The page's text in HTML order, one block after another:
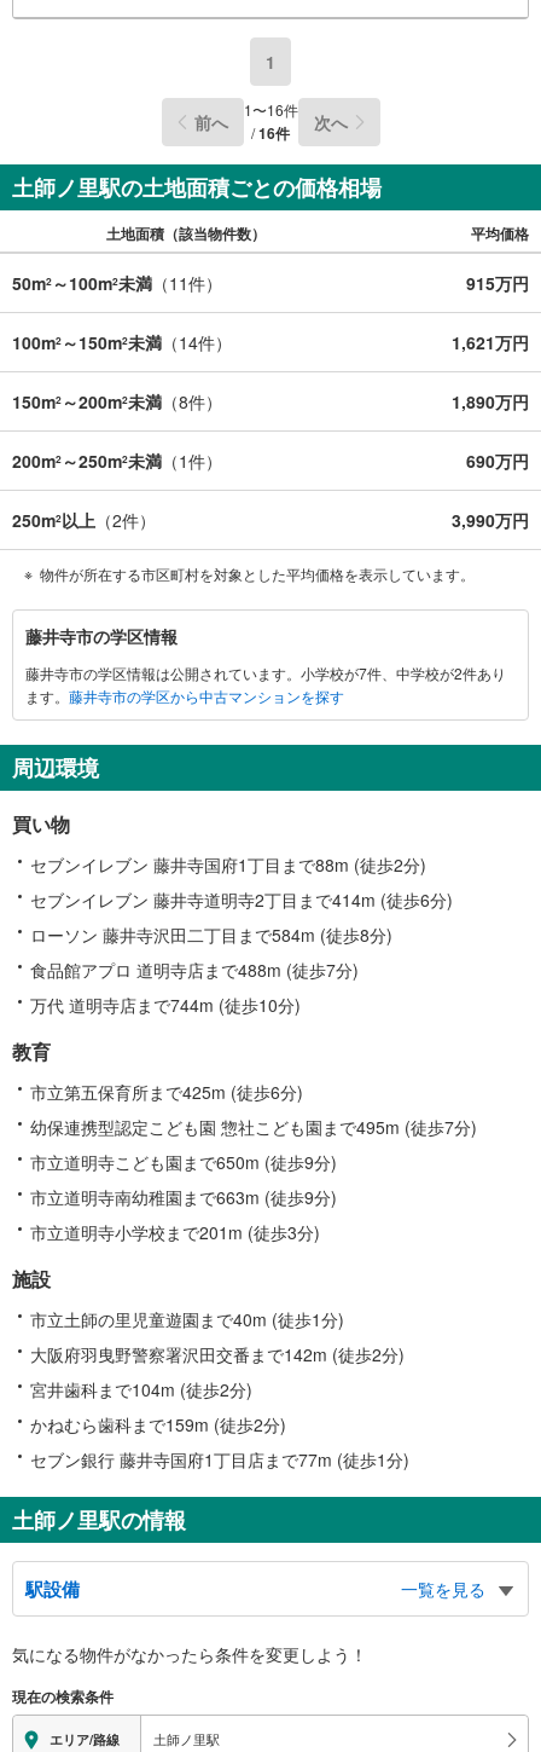
る
1
前へ 1〜16件
/16件 次へ
土師ノ里駅の土地面積ごとの価格相場
土地面積（該当物件数） 平均価格
50m2 ～100m2未満 （11件） 915万円
100m2 ～150m2未満 （14件） 1,621万円
150m2 ～200m2未満 （8件） 1,890万円
200m2 ～250m2未満 （1件） 690万円
250m2以上 （2件） 3,990万円
物件が所在する市区町村を対象とした平均価格を表示しています。
藤
井
寺
市
関
す
情
報
藤井寺市の学区情報
藤井寺市の学区情報は公開されています。小学校が7件、中学校が2件あり
ます。 藤井寺市の学区から中古マンションを探す
周辺環境
買い物
セブンイレブン 藤井寺国府1丁目まで88m (徒歩2分)
セブンイレブン 藤井寺道明寺2丁目まで414m (徒歩6分)
ローソン 藤井寺沢田二丁目まで584m (徒歩8分)
食品館アプロ 道明寺店まで488m (徒歩7分)
万代 道明寺店まで744m (徒歩10分)
教育
市立第五保育所まで425m (徒歩6分)
幼保連携型認定こども園 惣社こども園まで495m (徒歩7分)
市立道明寺こども園まで650m (徒歩9分)
市立道明寺南幼稚園まで663m (徒歩9分)
市立道明寺小学校まで201m (徒歩3分)
施設
市立土師の里児童遊園まで40m (徒歩1分)
大阪府羽曳野警察署沢田交番まで142m (徒歩2分)
宮井歯科まで104m (徒歩2分)
かねむら歯科まで159m (徒歩2分)
セブン銀行 藤井寺国府1丁目店まで77m (徒歩1分)
土師ノ里駅の情報
駅設備
一覧を見る
※段差なしでの移動経路
地上⇔改札⇔ホーム：○
エレベータ
気になる物件がなかったら条件を変更しよう！
現在の検索条件
エリア/路線 土師ノ里駅